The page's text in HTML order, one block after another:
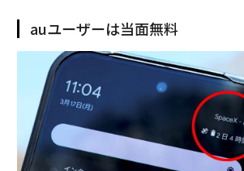
auユーザーは当面無料